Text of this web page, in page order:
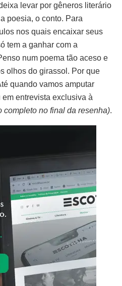
levar por gêneros literário
poesia, o conto. Para
nos quais encaixar seus
tem a ganhar com a
num poema tão aceso e
olhos do girassol. Por que
quando vamos amputar
entrevista exclusiva à
completo no final da resenha).